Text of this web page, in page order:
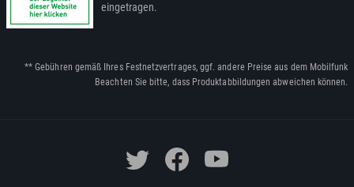
eingetragen.
** Gebühren gemäß Ihres Festnetzvertrages, ggf. andere Preise aus dem Mobilfunk
Beachten Sie bitte, dass Produktabbildungen abweichen können.